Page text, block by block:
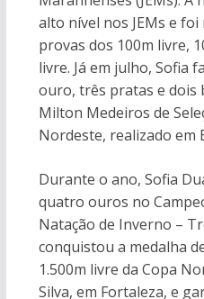
alto nível nos JEMs e
provas dos 100m livre,
livre. Já em julho, Sofia
ouro, três pratas e dois
Milton Medeiros de
Nordeste, realizado em
Durante o ano, Sofia
quatro ouros no
Natação de Inverno –
conquistou a medalha
1.500m livre da Copa
Silva, em Fortaleza, e